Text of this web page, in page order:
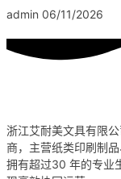
admin 06/11/2026
浙江艾耐美文具有限
商，主营纸类印刷制
拥有超过30 年的专业